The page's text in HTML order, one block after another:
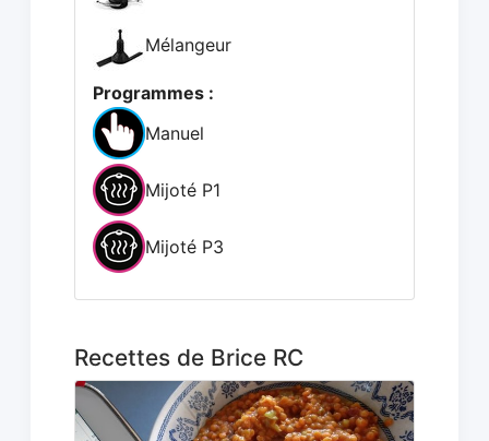
Mélangeur
Programmes :
Manuel
Mijoté P1
Mijoté P3
Recettes de Brice RC